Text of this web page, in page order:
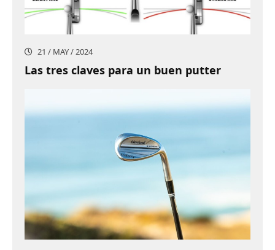
21 / MAY / 2024
Las tres claves para un buen putter